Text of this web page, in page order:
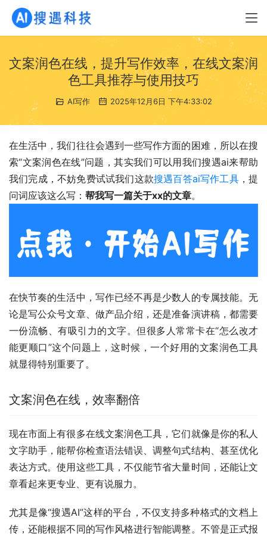
文案润色在线，提升写作效率，在线文案润
色工具推荐与使用技巧
AI写作 2025年12月6日 下午4:33:02
在生活中，我们往往会遇到一些写作方面的困难，所以在搜
索“文案润色在线”问题，其实我们可以用我们搜遇ai来帮助
我们完成，不妨免费试试我们这款搜遇百答ai写作工具，提
问词应该这么写： 帮我写一篇关于xx的文章。
在快节奏的生活中，写作已经不再是少数人的专属技能。无
论是写公众号文章、做产品介绍，还是准备演讲稿，都需要
一份流畅、有吸引力的文字。但很多人常常卡在“怎么改才
能更顺口”这个问题上，这时候，一个好用的文案润色工具
就显得特别重要了。
文案润色在线，效率翻倍
现在市面上有很多在线文案润色工具，它们就像是你的私人
文字助手，能帮你检查语法错误、调整句式结构、甚至优化
表达方式。使用这些工具，不仅能节省大量时间，还能让文
章看起来更专业、更有说服力。
尤其是像“搜遇AI”这样的平台，不仅支持多种格式的文档上
传，还能根据不同的写作风格进行智能调整。不管是正式报